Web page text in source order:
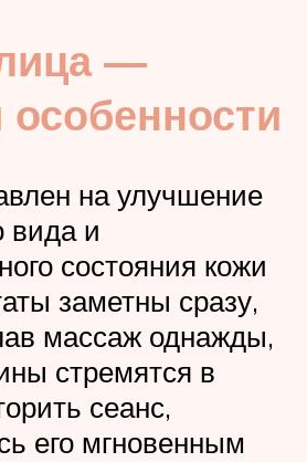
—
особенности
на улучшение
вида и
состояния кожи
заметны сразу,
массаж однажды,
стремятся в
сеанс,
его мгновенным